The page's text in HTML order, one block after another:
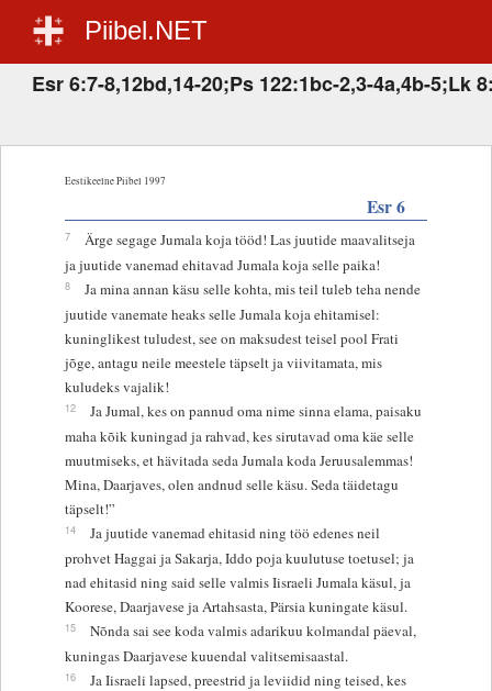
Piibel.NET
Esr 6:7-8,12bd,14-20;Ps 122:1bc-2,3-4a,4b-5;Lk
Eestikeelne Piibel 1997
Esr 6
7
Ärge segage Jumala koja tööd! Las juutide maavalitseja
ja juutide vanemad ehitavad Jumala koja selle paika!
8
Ja mina annan käsu selle kohta, mis teil tuleb teha nende
juutide vanemate heaks selle Jumala koja ehitamisel:
kuninglikest tuludest, see on maksudest teisel pool Frati
jõge, antagu neile meestele täpselt ja viivitamata, mis
kuludeks vajalik!
12
Ja Jumal, kes on pannud oma nime sinna elama, paisaku
maha kõik kuningad ja rahvad, kes sirutavad oma käe selle
muutmiseks, et hävitada seda Jumala koda Jeruusalemmas!
Mina, Daarjaves, olen andnud selle käsu. Seda täidetagu
täpselt!”
14
Ja juutide vanemad ehitasid ning töö edenes neil
prohvet Haggai ja Sakarja, Iddo poja kuulutuse toetusel; ja
nad ehitasid ning said selle valmis Iisraeli Jumala käsul, ja
Koorese, Daarjavese ja Artahsasta, Pärsia kuningate käsul.
15
Nõnda sai see koda valmis adarikuu kolmandal päeval,
kuningas Daarjavese kuuendal valitsemisaastal.
16
Ja Iisraeli lapsed, preestrid ja leviidid ning teised, kes